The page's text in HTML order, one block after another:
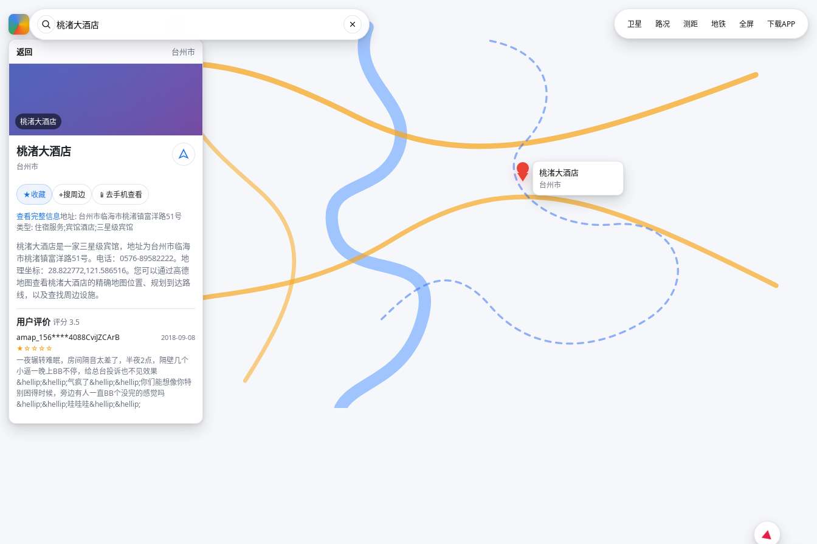
返回 台州市
桃渚大酒店
桃渚大酒店
台州市
★收藏 ⌖搜周边 📱 去手机查看
查看完整信息地址: 台州市临海市桃渚镇富洋路51号
类型: 住宿服务;宾馆酒店;三星级宾馆
桃渚大酒店是一家三星级宾馆，地址为台州市临海
市桃渚镇富洋路51号。电话：0576-89582222。地
理坐标：28.822772,121.586516。您可以通过高德
地图查看桃渚大酒店的精确地图位置、规划到达路
线，以及查找周边设施。
用户评价评分 3.5
amap_156****4088CviJZCArB
2018-09-08
★☆☆☆☆
一夜辗转难眠，房间隔音太差了，半夜2点，隔壁几个
小逼一晚上BB不停，给总台投诉也不见效果
&hellip;&hellip;气疯了&hellip;&hellip;你们能想像你特
别困得时候，旁边有人一直BB个没完的感觉吗
&hellip;&hellip;哇哇哇&hellip;&hellip;
桃渚大酒店
台州市
卫星 路况 测距 地铁 全屏 下载APP